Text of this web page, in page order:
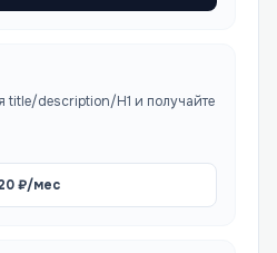
title/description/H1 и получайте
₽/мес